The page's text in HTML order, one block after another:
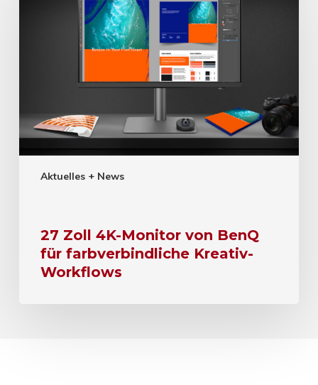
Aktuelles + News
27 Zoll 4K-Monitor von BenQ
für farbverbindliche Kreativ-
Workflows